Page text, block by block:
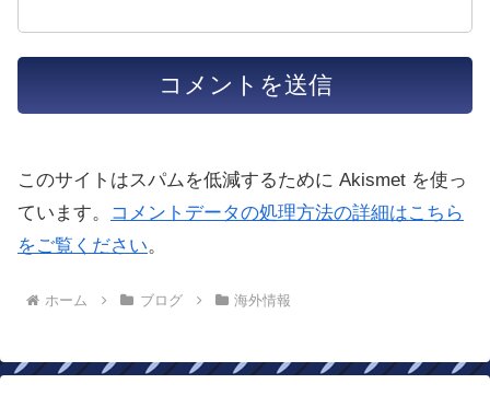
このサイトはスパムを低減するために Akismet を使っ
ています。
コメントデータの処理方法の詳細はこちら
をご覧ください。
ホーム ブログ 海外情報